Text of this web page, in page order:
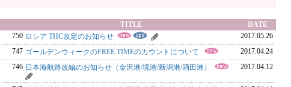
TITLE
DATE
750 ロシア THC改定のお知らせ
2017.05.26
747 ゴールデンウィークのFREE TIMEのカウントについて
2017.04.24
746 日本海航路改編のお知らせ（金沢港/境港/新潟港/酒田港） 2017.04.12